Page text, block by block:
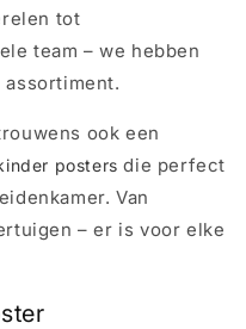
tot
team – we hebben
ook een
posters die perfect
Van
– er is voor elke